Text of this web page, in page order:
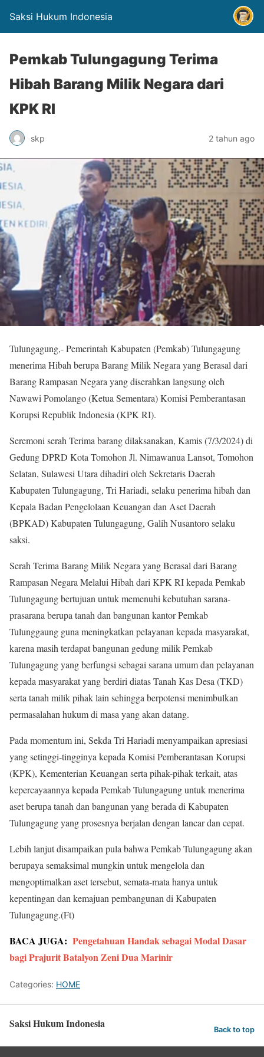
Saksi Hukum Indonesia
Pemkab Tulungagung Terima
Hibah Barang Milik Negara dari
KPK RI
skp 2 tahun ago
Tulungagung,- Pemerintah Kabupaten (Pemkab) Tulungagung
menerima Hibah berupa Barang Milik Negara yang Berasal dari
Barang Rampasan Negara yang diserahkan langsung oleh
Nawawi Pomolango (Ketua Sementara) Komisi Pemberantasan
Korupsi Republik Indonesia (KPK RI).
Seremoni serah Terima barang dilaksanakan, Kamis (7/3/2024) di
Gedung DPRD Kota Tomohon Jl. Nimawanua Lansot, Tomohon
Selatan, Sulawesi Utara dihadiri oleh Sekretaris Daerah
Kabupaten Tulungagung, Tri Hariadi, selaku penerima hibah dan
Kepala Badan Pengelolaan Keuangan dan Aset Daerah
(BPKAD) Kabupaten Tulungagung, Galih Nusantoro selaku
saksi.
Serah Terima Barang Milik Negara yang Berasal dari Barang
Rampasan Negara Melalui Hibah dari KPK RI kepada Pemkab
Tulungagung bertujuan untuk memenuhi kebutuhan sarana-
prasarana berupa tanah dan bangunan kantor Pemkab
Tulunggaung guna meningkatkan pelayanan kepada masyarakat,
karena masih terdapat bangunan gedung milik Pemkab
Tulungagung yang berfungsi sebagai sarana umum dan pelayanan
kepada masyarakat yang berdiri diatas Tanah Kas Desa (TKD)
serta tanah milik pihak lain sehingga berpotensi menimbulkan
permasalahan hukum di masa yang akan datang.
Pada momentum ini, Sekda Tri Hariadi menyampaikan apresiasi
yang setinggi-tingginya kepada Komisi Pemberantasan Korupsi
(KPK), Kementerian Keuangan serta pihak-pihak terkait, atas
kepercayaannya kepada Pemkab Tulungagung untuk menerima
aset berupa tanah dan bangunan yang berada di Kabupaten
Tulungagung yang prosesnya berjalan dengan lancar dan cepat.
Lebih lanjut disampaikan pula bahwa Pemkab Tulungagung akan
berupaya semaksimal mungkin untuk mengelola dan
mengoptimalkan aset tersebut, semata-mata hanya untuk
kepentingan dan kemajuan pembangunan di Kabupaten
Tulungagung.(Ft)
BACA JUGA: Pengetahuan Handak sebagai Modal Dasar
bagi Prajurit Batalyon Zeni Dua Marinir
Categories: HOME
Saksi Hukum Indonesia Back to top